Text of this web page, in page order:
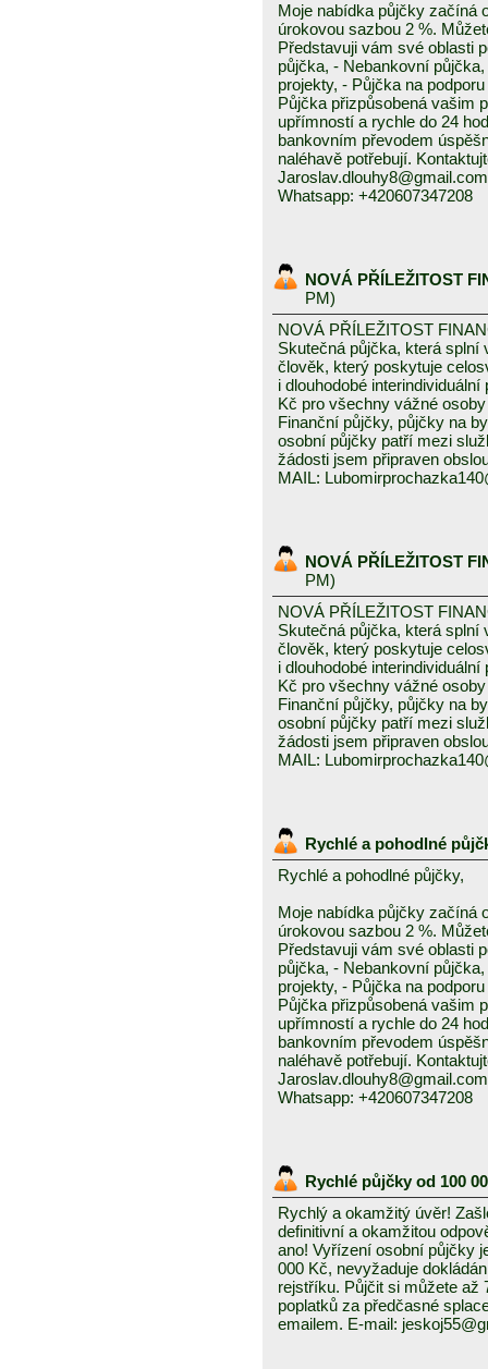
Moje nabídka půjčky začíná
úrokovou sazbou 2 %.
Představuji vám své oblasti
půjčka, - Nebankovní
projekty, - Půjčka na
Půjčka přizpůsobená vašim
upřímností a rychle do 24
bankovním převodem
naléhavě potřebují.
Jaroslav.dlouhy8@gmail.com
Whatsapp: +420607347208
NOVÁ PŘÍLEŽITOST
PM)
NOVÁ PŘÍLEŽITOST
Skutečná půjčka, která
člověk, který poskytuje
i dlouhodobé
Kč pro všechny vážné
Finanční půjčky, půjčky na
osobní půjčky patří mezi
žádosti jsem připraven
MAIL:
NOVÁ PŘÍLEŽITOST
PM)
NOVÁ PŘÍLEŽITOST
Skutečná půjčka, která
člověk, který poskytuje
i dlouhodobé
Kč pro všechny vážné
Finanční půjčky, půjčky na
osobní půjčky patří mezi
žádosti jsem připraven
MAIL:
Rychlé a pohodlné
Rychlé a pohodlné půjčky,
Moje nabídka půjčky začíná
úrokovou sazbou 2 %.
Představuji vám své oblasti
půjčka, - Nebankovní
projekty, - Půjčka na
Půjčka přizpůsobená vašim
upřímností a rychle do 24
bankovním převodem
naléhavě potřebují.
Jaroslav.dlouhy8@gmail.com
Whatsapp: +420607347208
Rychlé půjčky od 100
Rychlý a okamžitý úvěr!
definitivní a okamžitou
ano! Vyřízení osobní půjčky
000 Kč, nevyžaduje
rejstříku. Půjčit si můžete až
poplatků za předčasné
emailem. E-mail: